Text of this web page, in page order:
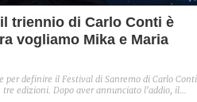
triennio di Carlo Conti è
vogliamo Mika e Maria
per definire il Festival di Sanremo di Carlo
edizioni. Dopo aver annunciato l'addio, il